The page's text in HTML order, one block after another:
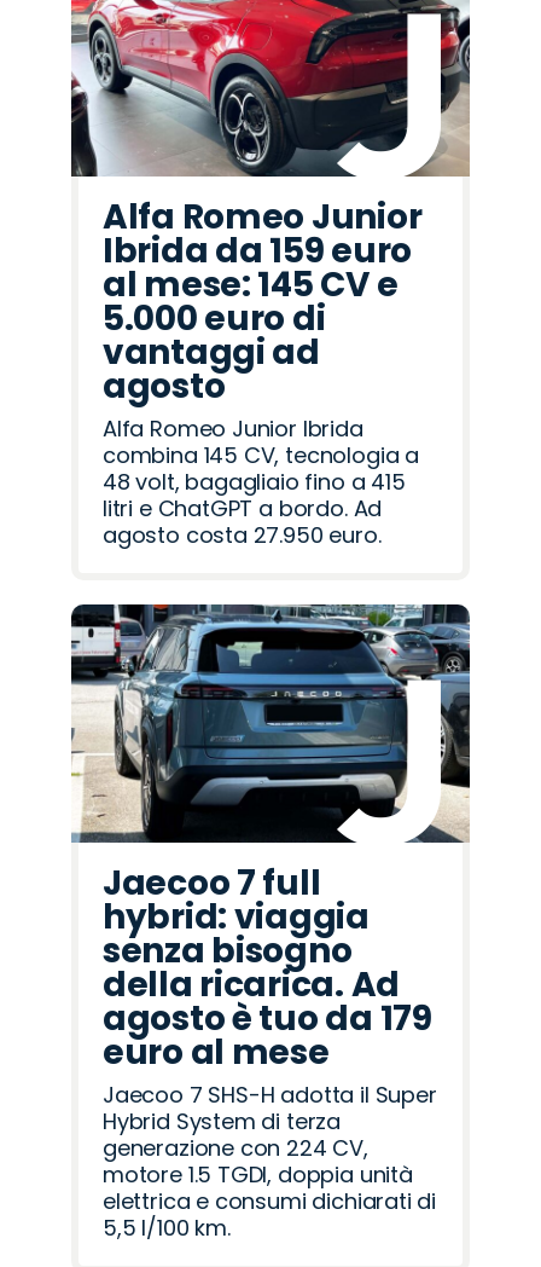
Romeo
Rover
Alfa Romeo Junior
Ibrida da 159 euro
al mese: 145 CV e
5.000 euro di
vantaggi ad
agosto
Alfa Romeo Junior Ibrida
combina 145 CV, tecnologia a
48 volt, bagagliaio fino a 415
litri e ChatGPT a bordo. Ad
agosto costa 27.950 euro.
Jaecoo 7 full
hybrid: viaggia
senza bisogno
della ricarica. Ad
agosto è tuo da 179
euro al mese
Jaecoo 7 SHS-H adotta il Super
Hybrid System di terza
generazione con 224 CV,
motore 1.5 TGDI, doppia unità
elettrica e consumi dichiarati di
5,5 l/100 km.